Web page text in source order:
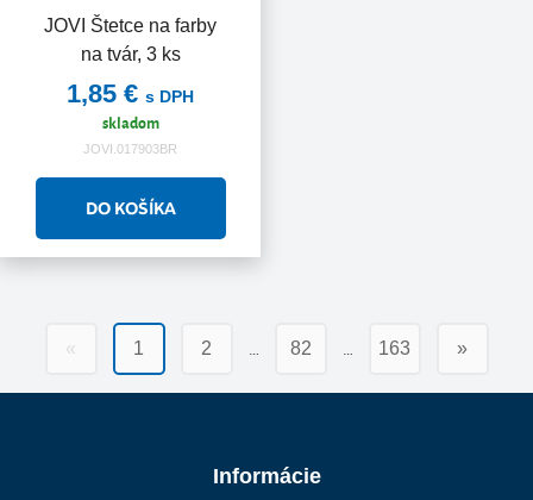
JOVI Štetce na farby
na tvár, 3 ks
1,85 € s DPH
skladom
JOVI.017903BR
« 1 2 … 82 … 163 »
Informácie